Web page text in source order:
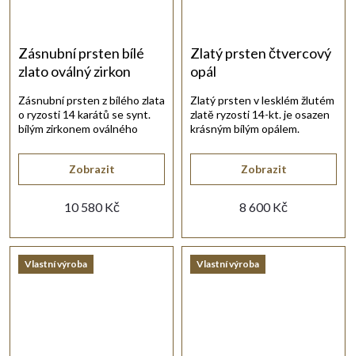
Zásnubní prsten bílé
zlato oválný zirkon
10 580 Kč
Zobrazit
Zásnubní prsten z bílého zlata
o ryzosti 14 karátů se synt.
bílým zirkonem oválného
Zlatý prsten čtvercový
opál
8 600 Kč
Zobrazit
Zlatý prsten v lesklém žlutém
zlatě ryzosti 14-kt. je osazen
krásným bílým opálem.
Vlastní výroba Vlastní výroba